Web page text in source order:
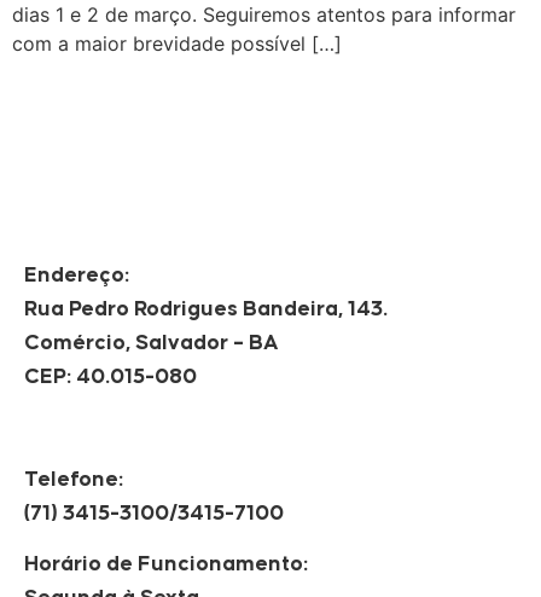
dias 1 e 2 de março. Seguiremos atentos para informar
com a maior brevidade possível […]
Endereço:
Rua Pedro Rodrigues Bandeira, 143.
Comércio, Salvador – BA
CEP: 40.015-080
Telefone:
(71) 3415-3100/3415-7100
Horário de Funcionamento: